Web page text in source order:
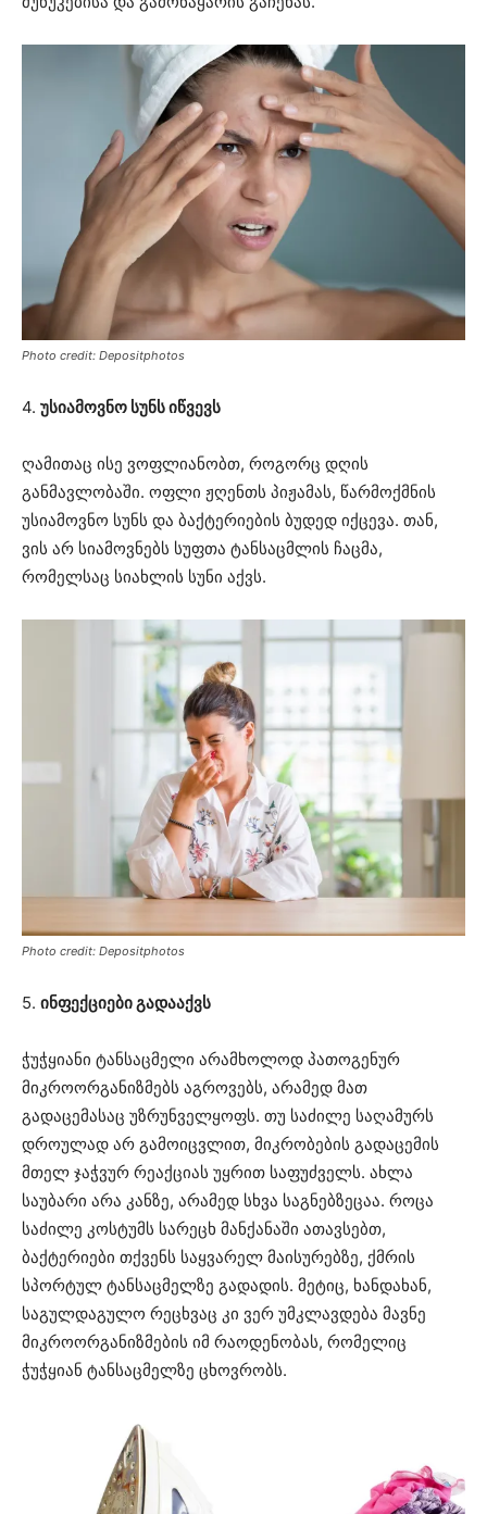
Photo credit: Depositphotos
4. უსიამოვნო სუნს იწვევს
ღამითაც ისე ვოფლიანობთ, როგორც დღის
განმავლობაში. ოფლი ჟღენთს პიჟამას, წარმოქმნის
უსიამოვნო სუნს და ბაქტერიების ბუდედ იქცევა. თან,
ვის არ სიამოვნებს სუფთა ტანსაცმლის ჩაცმა,
რომელსაც სიახლის სუნი აქვს.
Photo credit: Depositphotos
5. ინფექციები გადააქვს
ჭუჭყიანი ტანსაცმელი არამხოლოდ პათოგენურ
მიკროორგანიზმებს აგროვებს, არამედ მათ
გადაცემასაც უზრუნველყოფს. თუ საძილე საღამურს
დროულად არ გამოიცვლით, მიკრობების გადაცემის
მთელ ჯაჭვურ რეაქციას უყრით საფუძველს. ახლა
საუბარი არა კანზე, არამედ სხვა საგნებზეცაა. როცა
საძილე კოსტუმს სარეცხ მანქანაში ათავსებთ,
ბაქტერიები თქვენს საყვარელ მაისურებზე, ქმრის
სპორტულ ტანსაცმელზე გადადის. მეტიც, ხანდახან,
საგულდაგულო რეცხვაც კი ვერ უმკლავდება მავნე
მიკროორგანიზმების იმ რაოდენობას, რომელიც
ჭუჭყიან ტანსაცმელზე ცხოვრობს.